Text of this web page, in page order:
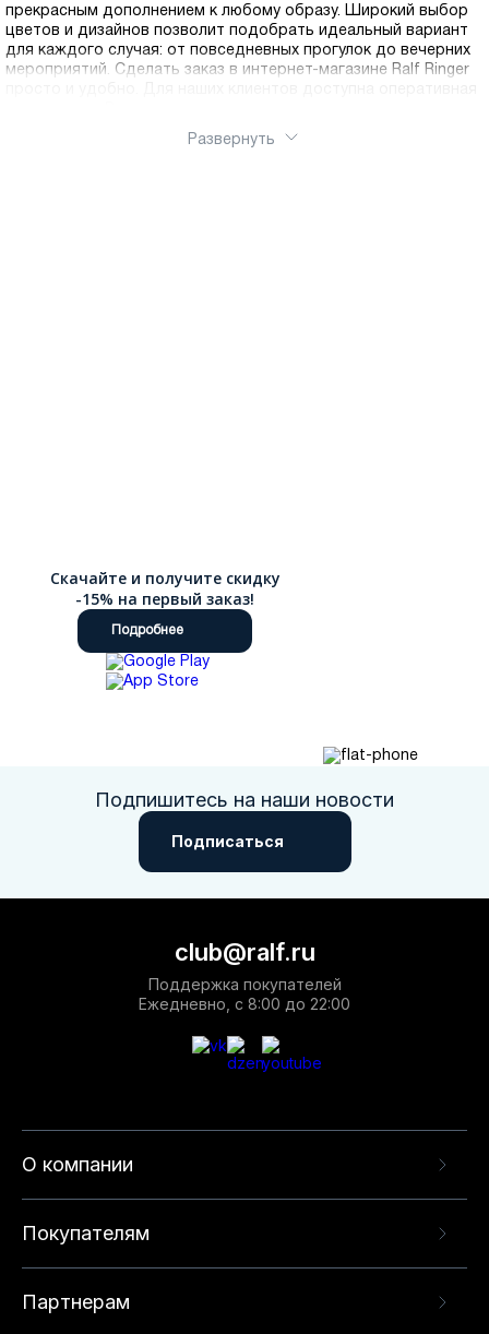
прекрасным дополнением к любому образу. Широкий выбор
цветов и дизайнов позволит подобрать идеальный вариант
для каждого случая: от повседневных прогулок до вечерних
мероприятий. Сделать заказ в интернет-магазине Ralf Ringer
Развернуть
Скачайте и получите скидку
-15% на первый заказ!
Подробнее
Подпишитесь на наши новости
Подписаться
О компании
Покупателям
Партнерам
club@ralf.ru
Поддержка покупателей
Ежедневно, с 8:00 до 22:00